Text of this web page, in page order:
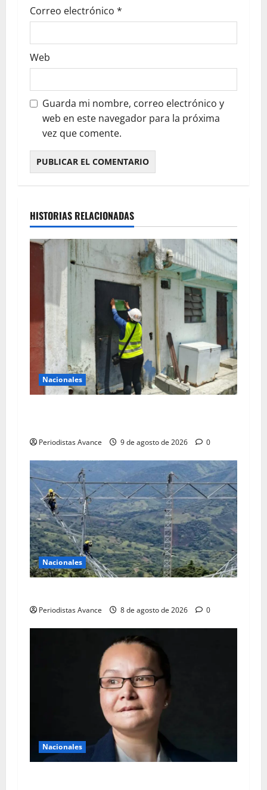
Correo electrónico *
Web
Guarda mi nombre, correo electrónico y
web en este navegador para la próxima
vez que comente.
HISTORIAS RELACIONADAS
Nacionales
Periodistas Avance 9 de agosto de 2026 0
Nacionales
Periodistas Avance 8 de agosto de 2026 0
Nacionales